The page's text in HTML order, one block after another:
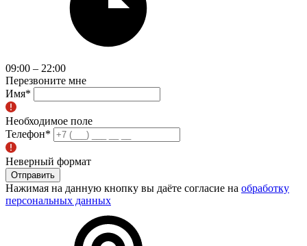
09:00 – 22:00
Перезвоните мне
Имя*
Необходимое поле
Телефон*
Неверный формат
Отправить
Нажимая на данную кнопку вы даёте согласие на обработку
персональных данных